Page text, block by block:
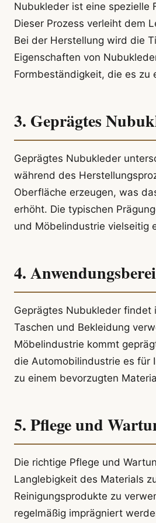
Nubukleder ist eine spezielle
Dieser Prozess verleiht dem
Bei der Herstellung wird die
Eigenschaften von
Formbeständigkeit, die es zu
3. Geprägtes
Geprägtes Nubukleder
während des
Oberfläche erzeugen, was
erhöht. Die typischen
und Möbelindustrie vielseitig
4.
Geprägtes Nubukleder findet
Taschen und Bekleidung
Möbelindustrie kommt
die Automobilindustrie es für
zu einem bevorzugten
5. Pflege und
Die richtige Pflege und
Langlebigkeit des Materials
Reinigungsprodukte zu
regelmäßig imprägniert